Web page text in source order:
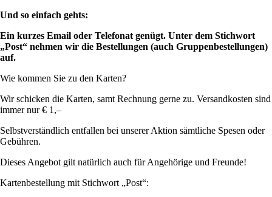
Und so einfach gehts:
Ein kurzes Email oder Telefonat genügt. Unter dem Stichwort
„Post“ nehmen wir die Bestellungen (auch Gruppenbestellungen)
auf.
Wie kommen Sie zu den Karten?
Wir schicken die Karten, samt Rechnung gerne zu. Versandkosten sind
immer nur € 1,–
Selbstverständlich entfallen bei unserer Aktion sämtliche Spesen oder
Gebühren.
Dieses Angebot gilt natürlich auch für Angehörige und Freunde!
Kartenbestellung mit Stichwort „Post“: